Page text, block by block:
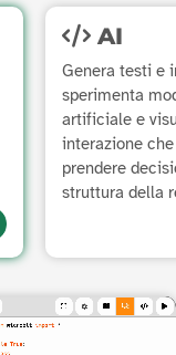
AI
Genera testi e
sperimenta
artificiale e
interazione
prendere
struttura della